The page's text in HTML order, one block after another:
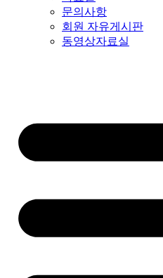
문의사항
회원 자유게시판
동영상자료실